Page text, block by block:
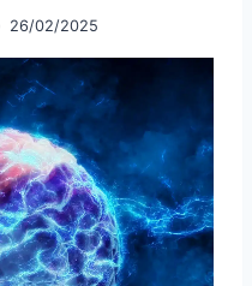
26/02/2025